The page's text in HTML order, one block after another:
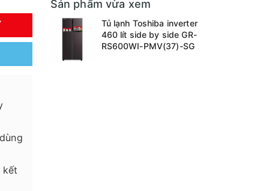
kết
Sản phẩm vừa xem
Tủ lạnh Toshiba inverter
460 lít side by side GR-
RS600WI-PMV(37)-SG